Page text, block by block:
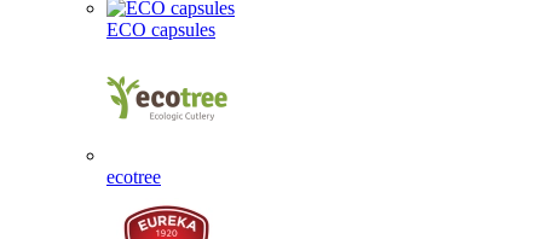
ECO capsules
ecotree